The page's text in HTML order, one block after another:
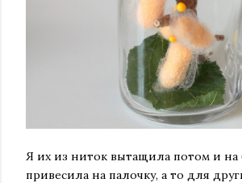
Я их из ниток вытащила потом и на
привесила на палочку, а то для